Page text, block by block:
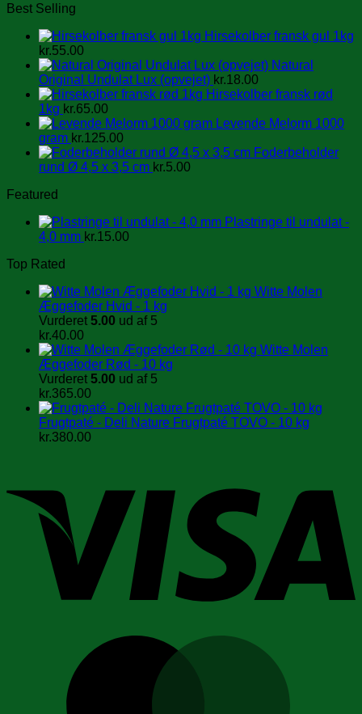
Best Selling
Hirsekolber fransk gul 1kg
kr.55.00
Natural
Original Undulat Lux (opvejet) kr.18.00
Hirsekolber fransk rød
1kg kr.65.00
Levende Melorm 1000
gram kr.125.00
Foderbeholder
rund Ø 4,5 x 3,5 cm kr.5.00
Featured
Plastringe til undulat -
4,0 mm kr.15.00
Top Rated
Witte Molen
Æggefoder Hvid - 1 kg
Vurderet 5.00 ud af 5
kr.40.00
Witte Molen
Æggefoder Rød - 10 kg
Vurderet 5.00 ud af 5
kr.365.00
Frugtpaté - Deli Nature Frugtpaté TOVO - 10 kg
kr.380.00